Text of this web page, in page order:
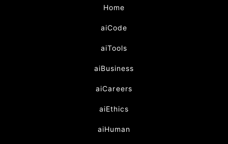
Home
aiCode
aiTools
aiBusiness
aiCareers
aiEthics
aiHuman